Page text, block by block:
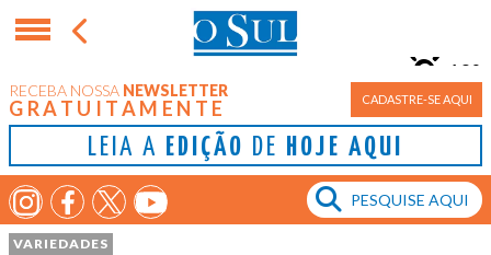
RECEBA NOSSA NEWSLETTER
GRATUITAMENTE CADASTRE-SE AQUI
LEIA A EDIÇÃO DE HOJE AQUI
Porto Alegre
10°
VARIEDADES